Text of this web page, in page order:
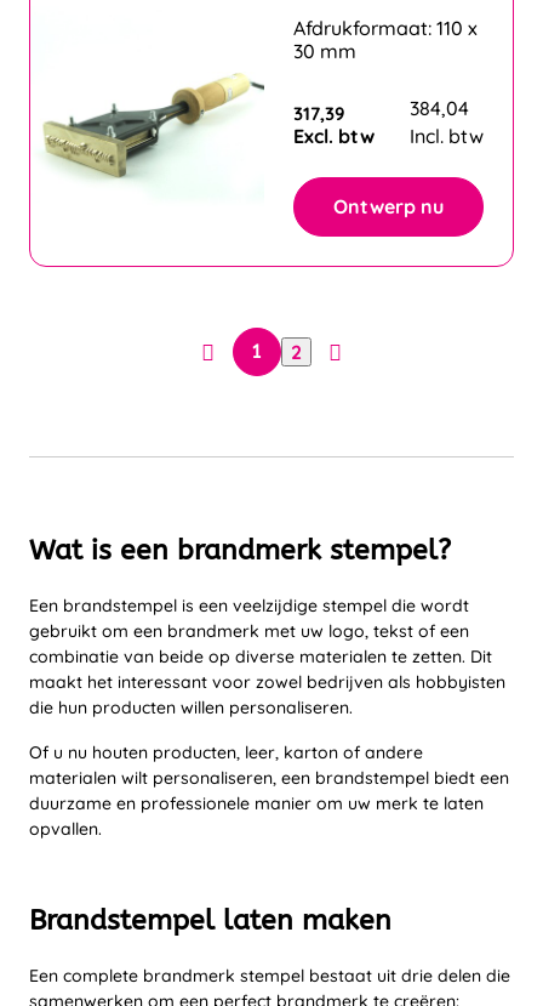
Afdrukformaat: 110 x
30 mm
317,39
Excl. btw
384,04
Incl. btw
Ontwerp nu
1 2
Wat is een brandmerk stempel?
Een brandstempel is een veelzijdige stempel die wordt
gebruikt om een brandmerk met uw logo, tekst of een
combinatie van beide op diverse materialen te zetten. Dit
maakt het interessant voor zowel bedrijven als hobbyisten
die hun producten willen personaliseren.
Of u nu houten producten, leer, karton of andere
materialen wilt personaliseren, een brandstempel biedt een
duurzame en professionele manier om uw merk te laten
opvallen.
Brandstempel laten maken
Een complete brandmerk stempel bestaat uit drie delen die
samenwerken om een perfect brandmerk te creëren: